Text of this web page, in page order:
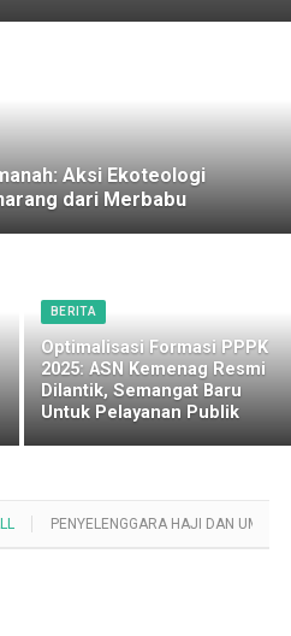
Aksi Ekoteologi
dari Merbabu
BERITA
Optimalisasi Formasi PPPK
2025: ASN Kemenag Resmi
Dilantik, Semangat Baru
Untuk Pelayanan Publik
PENYELENGGARA HAJI DAN UMROH